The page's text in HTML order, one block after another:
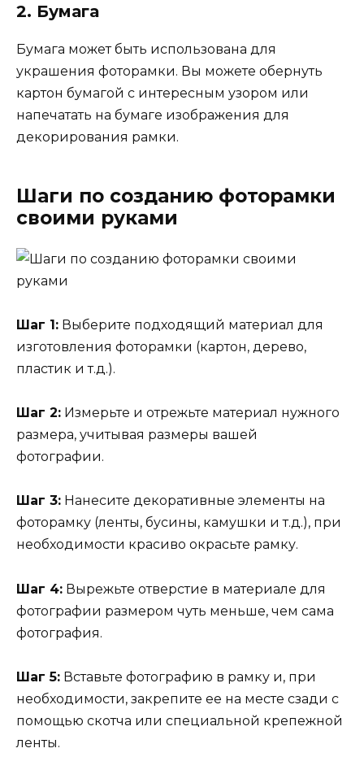
2. Бумага
Бумага может быть использована для
украшения фоторамки. Вы можете обернуть
картон бумагой с интересным узором или
напечатать на бумаге изображения для
декорирования рамки.
Шаги по созданию фоторамки
своими руками
Шаг 1: Выберите подходящий материал для
изготовления фоторамки (картон, дерево,
пластик и т.д.).
Шаг 2: Измерьте и отрежьте материал нужного
размера, учитывая размеры вашей
фотографии.
Шаг 3: Нанесите декоративные элементы на
фоторамку (ленты, бусины, камушки и т.д.), при
необходимости красиво окрасьте рамку.
Шаг 4: Вырежьте отверстие в материале для
фотографии размером чуть меньше, чем сама
фотография.
Шаг 5: Вставьте фотографию в рамку и, при
необходимости, закрепите ее на месте сзади с
помощью скотча или специальной крепежной
ленты.